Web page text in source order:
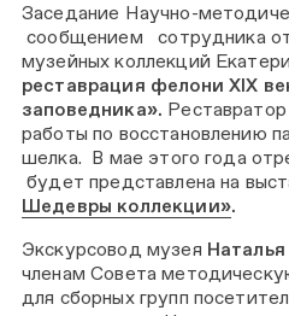
Заседание Научно-
сообщением сотрудника
музейных коллекций
реставрация фелони XIX
заповедника».
работы по восстановлению
шелка. В мае этого года
будет представлена на
Шедевры коллекции».
Экскурсовод музея
членам Совета
для сборных групп